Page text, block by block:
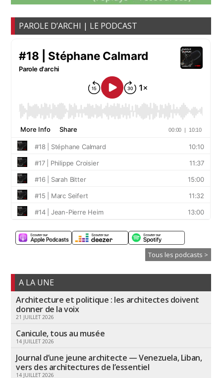
PAROLE D’ARCHI | LE PODCAST
Tous les podcasts >
A LA UNE
Architecture et politique : les architectes doivent
donner de la voix
21 JUILLET 2026
Canicule, tous au musée
14 JUILLET 2026
Journal d’une jeune architecte — Venezuela, Liban,
vers des architectures de l’essentiel
14 JUILLET 2026